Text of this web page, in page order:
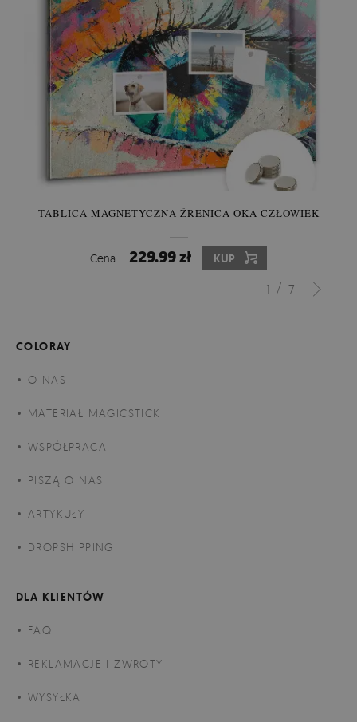
TABLICA MAGNETYCZNA ŹRENICA OKA CZŁOWIEK
Cena: 229.99 zł KUP
1 / 7
COLORAY
O NAS
MATERIAŁ MAGICSTICK
WSPÓŁPRACA
PISZĄ O NAS
ARTYKUŁY
DROPSHIPPING
DLA KLIENTÓW
FAQ
REKLAMACJE I ZWROTY
WYSYŁKA